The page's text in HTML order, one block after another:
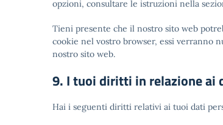
opzioni, consultare le istruzioni nella
Tieni presente che il nostro sito web
cookie nel vostro browser, essi verranno
nostro sito web.
9. I tuoi diritti in relazione ai
Hai i seguenti diritti relativi ai tuoi dati